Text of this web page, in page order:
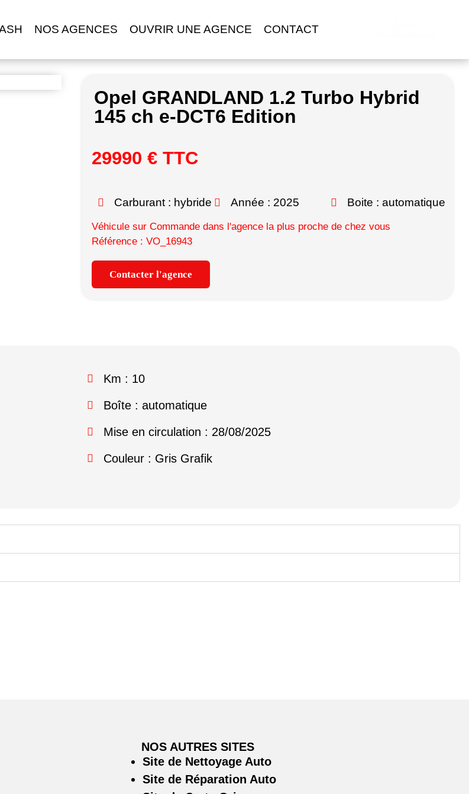
NOS AGENCES OUVRIR UNE AGENCE CONTACT
Opel GRANDLAND 1.2 Turbo Hybrid
145 ch e-DCT6 Edition
29990 € TTC
Carburant : hybride Année : 2025 Boite : automatique
Véhicule sur Commande dans l'agence la plus proche de chez vous
Référence : VO_16943
Contacter l'agence
Km : 10
Boîte : automatique
Mise en circulation : 28/08/2025
Couleur : Gris Grafik
NOS AUTRES SITES
Site de Nettoyage Auto
Site de Réparation Auto